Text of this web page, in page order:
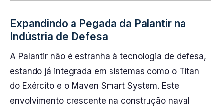
Expandindo a Pegada da Palantir na
Indústria de Defesa
A Palantir não é estranha à tecnologia de defesa,
estando já integrada em sistemas como o Titan
do Exército e o Maven Smart System. Este
envolvimento crescente na construção naval